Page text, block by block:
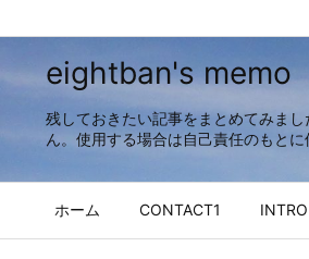
eightban's memo
残しておきたい記事をまとめてみま
ん。使用する場合は自己責任のもとに
ホーム CONTACT1 INTRO